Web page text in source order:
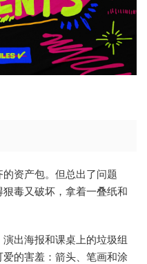
资产包。但总出了问题
狠毒又破坏，拿着一叠纸和
出海报和课桌上的垃圾组
的害羞：箭头、笔画和涂